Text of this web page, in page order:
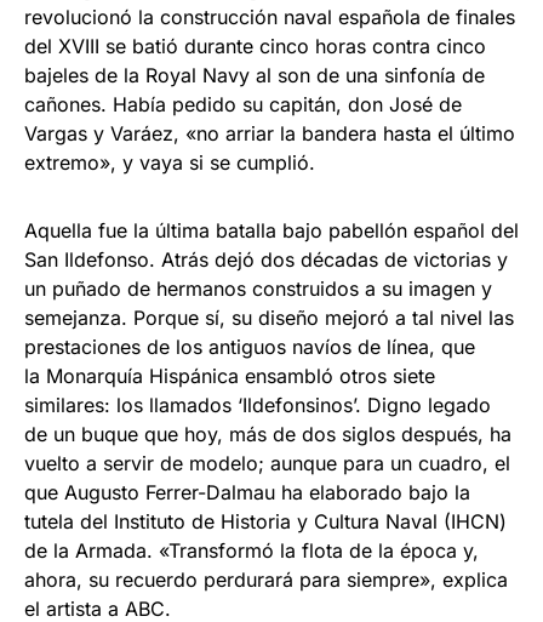
revolucionó la construcción naval española de finales
del XVIII se batió durante cinco horas contra cinco
bajeles de la Royal Navy al son de una sinfonía de
cañones. Había pedido su capitán, don José de
Vargas y Varáez, «no arriar la bandera hasta el último
extremo», y vaya si se cumplió.
Aquella fue la última batalla bajo pabellón español del
San Ildefonso. Atrás dejó dos décadas de victorias y
un puñado de hermanos construidos a su imagen y
semejanza. Porque sí, su diseño mejoró a tal nivel las
prestaciones de los antiguos navíos de línea, que
la Monarquía Hispánica ensambló otros siete
similares: los llamados ‘Ildefonsinos’. Digno legado
de un buque que hoy, más de dos siglos después, ha
vuelto a servir de modelo; aunque para un cuadro, el
que Augusto Ferrer-Dalmau ha elaborado bajo la
tutela del Instituto de Historia y Cultura Naval (IHCN)
de la Armada. «Transformó la flota de la época y,
ahora, su recuerdo perdurará para siempre», explica
el artista a ABC.